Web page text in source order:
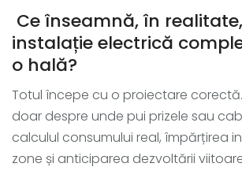
Ce înseamnă, în
instalație electrică
o hală?
Totul începe cu o proiectare
doar despre unde pui prizele sau
calculul consumului real, împărțirea
zone și anticiparea dezvoltării